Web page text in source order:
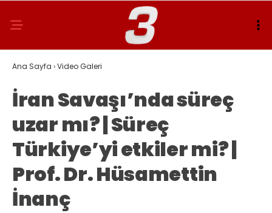
Ana Sayfa ›Video Galeri
İran Savaşı’nda süreç
uzar mı? | Süreç
Türkiye’yi etkiler mi? |
Prof. Dr. Hüsamettin
İnanç